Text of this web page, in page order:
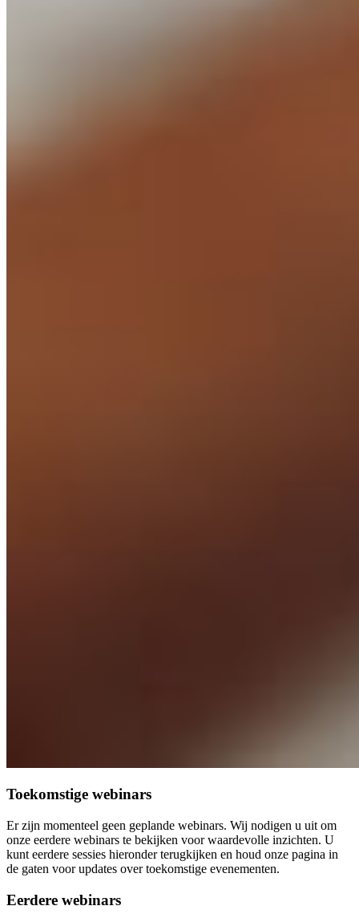
Toekomstige webinars
Er zijn momenteel geen geplande webinars. Wij nodigen u uit om
onze eerdere webinars te bekijken voor waardevolle inzichten. U
kunt eerdere sessies hieronder terugkijken en houd onze pagina in
de gaten voor updates over toekomstige evenementen.
Eerdere webinars